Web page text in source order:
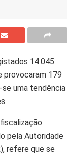
14.045
provocaram 179
uma tendência
pela Autoridade
refere que se